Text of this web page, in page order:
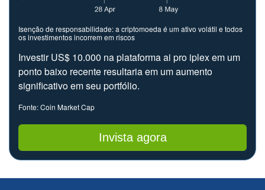
Isenção de responsabilidade: a criptomoeda é um ativo volátil e todos
os investimentos incorrem em riscos
Investir US$ 10.000 na plataforma ai pro iplex em um
ponto baixo recente resultaria em um aumento
significativo em seu portfólio.
Fonte: Coin Market Cap
Invista agora